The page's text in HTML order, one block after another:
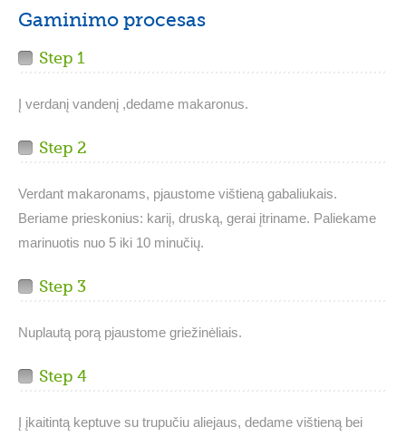
Gaminimo procesas
Step 1
Į verdanį vandenį ,dedame makaronus.
Step 2
Verdant makaronams, pjaustome vištieną gabaliukais.
Beriame prieskonius: kariį, druską, gerai įtriname. Paliekame
marinuotis nuo 5 iki 10 minučių.
Step 3
Nuplautą porą pjaustome griežinėliais.
Step 4
Į įkaitintą keptuve su trupučiu aliejaus, dedame vištieną bei